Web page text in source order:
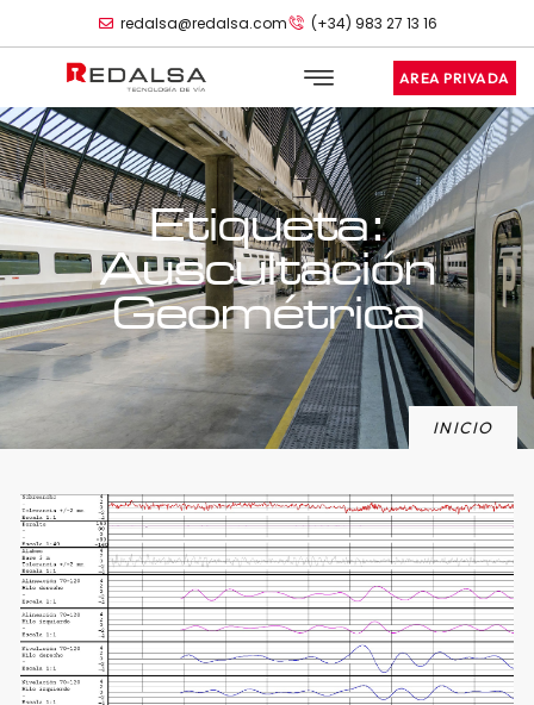
redalsa@redalsa.com (+34) 983 27 13 16
AREA PRIVADA
Etiqueta:
Auscultación
Geométrica
INICIO